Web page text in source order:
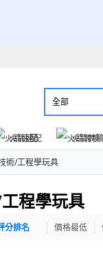
全部
火箭速配 火箭跨
術/工程學玩具
程學玩具
分排名 價格最低